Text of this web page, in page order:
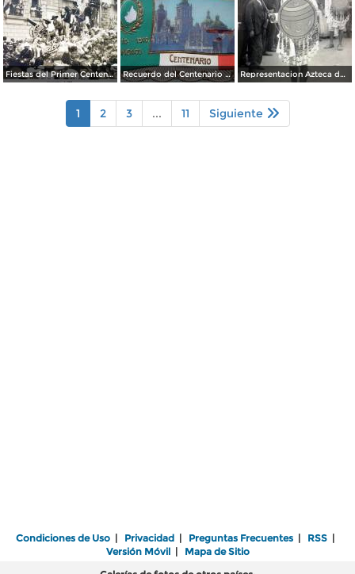
Fiestas del Primer Centenario de la Independencia de Mexico ( 16 de Septiembre de 1910) Por el Fotografo Felix Miret Recuerdo del Centenario 16 de Septiembre de 1910. Representacion Azteca durante el desfile del Centenario 16 de Septiembre de 1910.
1 2 3 ... 11 Siguiente
Condiciones de Uso | Privacidad | Preguntas Frecuentes | RSS |
Versión Móvil| Mapa de Sitio